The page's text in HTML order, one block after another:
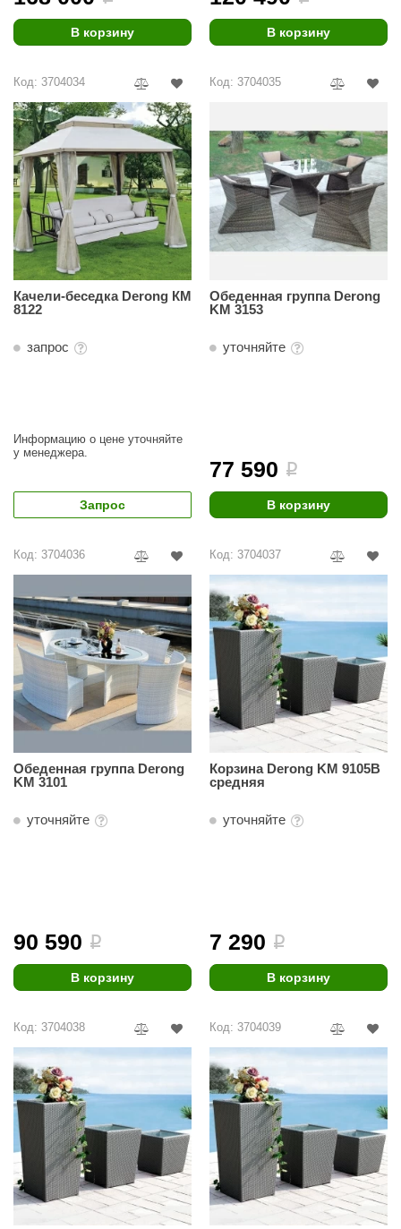
KERN
Snow
Sauna
В корзину В корзину
Код: 3704034
Качели-беседка Derong КМ
8122
запрос
Информацию о цене уточняйте
у менеджера.
Запрос
Код: 3704035
Обеденная группа Derong
KM 3153
уточняйте
77 590 i
В корзину
Код: 3704036
Обеденная группа Derong
KM 3101
уточняйте
90 590 i
В корзину
Код: 3704037
Корзина Derong KM 9105B
средняя
уточняйте
7 290 i
В корзину
Код: 3704038 Код: 3704039